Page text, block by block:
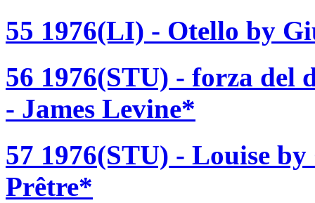
55 1976(LI) - Otello by
56 1976(STU) - forza del
- James Levine*
57 1976(STU) - Louise
Prêtre*